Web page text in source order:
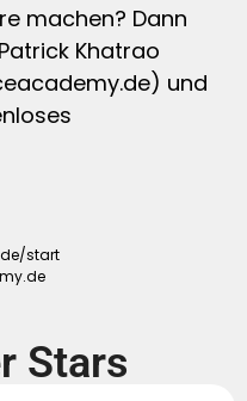
machen? Dann
Khatrao
und
start
Stars